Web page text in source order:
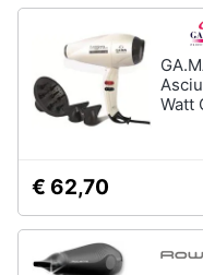
Watt
€ 62,70